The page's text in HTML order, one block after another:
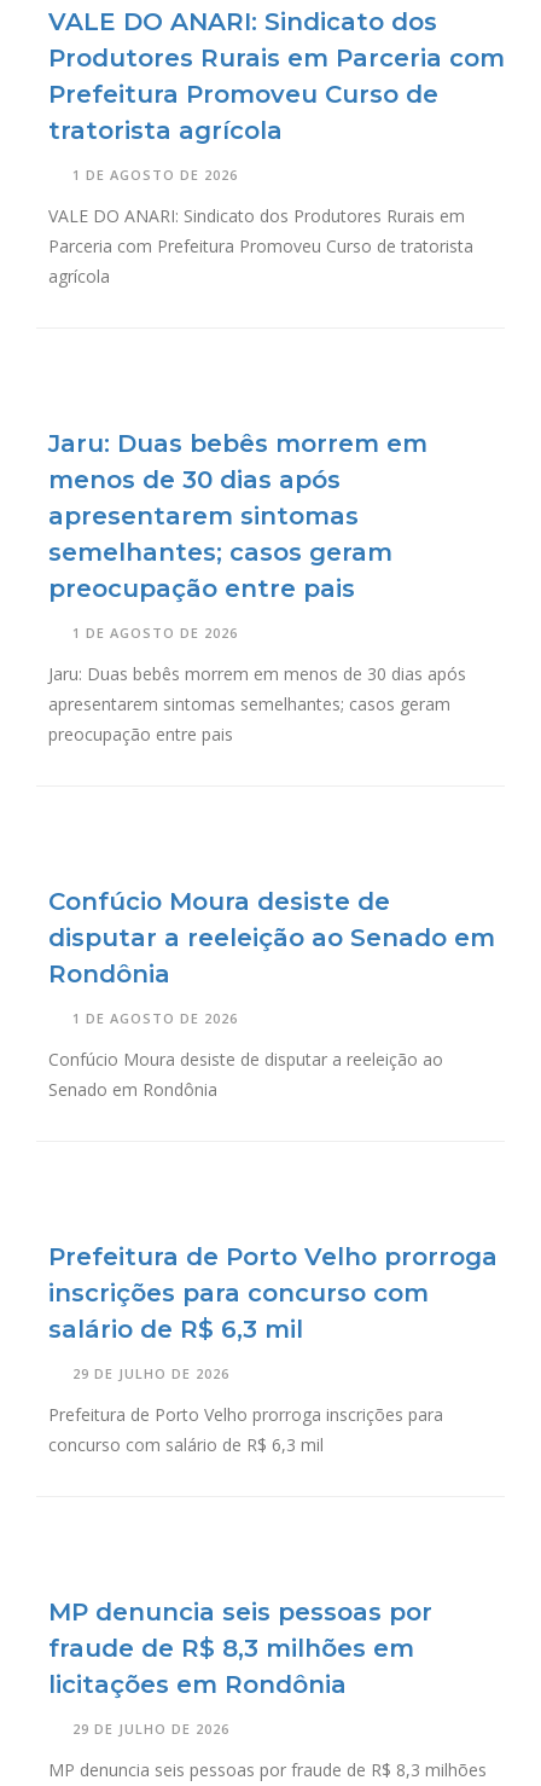
VALE DO ANARI: Sindicato dos
Produtores Rurais em Parceria com
Prefeitura Promoveu Curso de
tratorista agrícola
1 DE AGOSTO DE 2026
VALE DO ANARI: Sindicato dos Produtores Rurais em
Parceria com Prefeitura Promoveu Curso de tratorista
agrícola
Jaru: Duas bebês morrem em
menos de 30 dias após
apresentarem sintomas
semelhantes; casos geram
preocupação entre pais
1 DE AGOSTO DE 2026
Jaru: Duas bebês morrem em menos de 30 dias após
apresentarem sintomas semelhantes; casos geram
preocupação entre pais
Confúcio Moura desiste de
disputar a reeleição ao Senado em
Rondônia
1 DE AGOSTO DE 2026
Confúcio Moura desiste de disputar a reeleição ao
Senado em Rondônia
Prefeitura de Porto Velho prorroga
inscrições para concurso com
salário de R$ 6,3 mil
29 DE JULHO DE 2026
Prefeitura de Porto Velho prorroga inscrições para
concurso com salário de R$ 6,3 mil
MP denuncia seis pessoas por
fraude de R$ 8,3 milhões em
licitações em Rondônia
29 DE JULHO DE 2026
MP denuncia seis pessoas por fraude de R$ 8,3 milhões